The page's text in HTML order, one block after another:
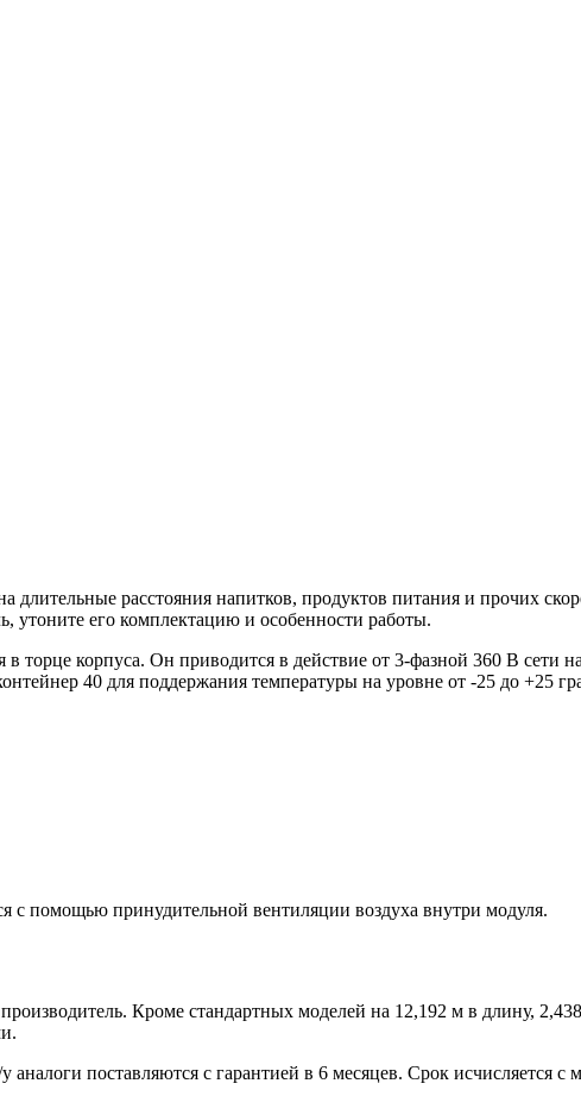
длительные расстояния напитков, продуктов питания и прочих
утоните его комплектацию и особенности работы.
торце корпуса. Он приводится в действие от 3-фазной 360 В сети
40 для поддержания температуры на уровне от -25 до +25
с помощью принудительной вентиляции воздуха внутри модуля.
Кроме стандартных моделей на 12,192 м в длину,
поставляются с гарантией в 6 месяцев. Срок исчисляется